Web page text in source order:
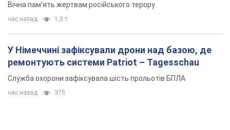
Вічна пам'ять жертвам російського терору
час назад 1,3 т.
У Німеччині зафіксували дрони над базою, де
ремонтують системи Patriot – Tagesschau
Служба охорони зафіксувала шість прольотів БПЛА
час назад 375